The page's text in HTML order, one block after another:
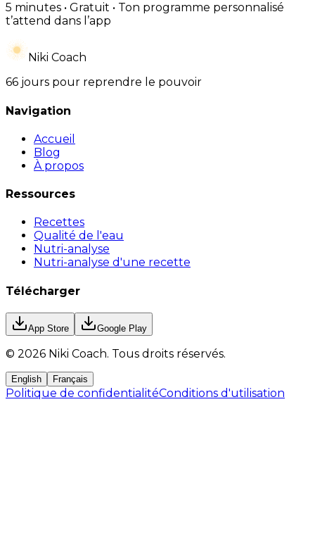
5 minutes • Gratuit • Ton programme personnalisé
t’attend dans l’app
Niki Coach
66 jours pour reprendre le pouvoir
Navigation
Accueil
Blog
À propos
Ressources
Recettes
Qualité de l'eau
Nutri-analyse
Nutri-analyse d'une recette
Télécharger
App Store Google Play
© 2026 Niki Coach. Tous droits réservés.
English Français
Politique de confidentialitéConditions d'utilisation